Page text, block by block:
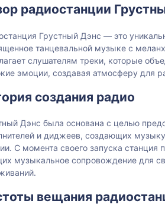
радиостанции
Грустный Дэнс — это
танцевальной музыке с
слушателям треки, которые
эмоции, создавая атмосферу для
создания радио
Дэнс была основана с целью
и диджеев, создающих
С момента своего запуска станция
музыкальное сопровождение для
вещания